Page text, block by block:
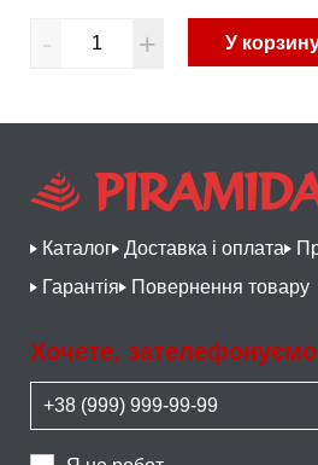
- + У
Каталог Доставка і оплата
Гарантія
Повернення товару
Хочете,